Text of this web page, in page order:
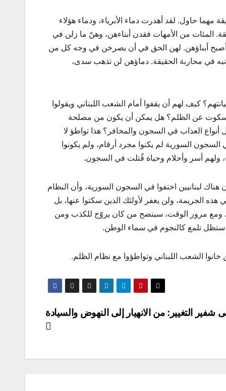
حاول. لقد أهدرت دماء الأبرياء، ودماء هؤلاء
المئات من الأمهات فقدن أبناءهن، وهنّ ما زلن في
أصبح أبناؤهن. لهن الحق في أن يصرخن في وجه كل من
في محاربة الحقيقة. دماؤهن لن تذهب سدى،
كيف لهم أن يقفوا أمام الشعب اللبناني ويقولوا
عن الظلم؟ هل يمكن أن يكون من مصلحة
أنواع العذاب في السجون والمخافر؟ هذا تواطؤ لا
السورية لم يكنوا مجرد أرقام، ولم يكونوا
ولهم أسر وأحلام وحياة قُتلت في السجون.
لبنانيين اختفوا في السجون السورية، وأن النظام
الجريمة، ولن يغفر لأولئك الذين سكتوا عنها، بل
ومع مرور الوقت، سيتضح من كان يروّج للكذب ومن
ستظل تلمع كالنجوم في سماء الوطن.
الشعب اللبناني وتواطؤوا مع نظام الظلم.
شفير التغيير: من الانهيار إلى النهوض والسيادة